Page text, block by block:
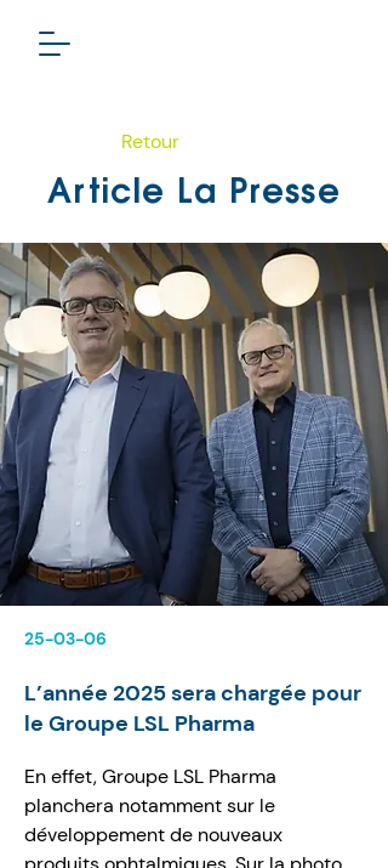
Retour
Article La Presse
25-03-06
L’année 2025 sera chargée pour
le Groupe LSL Pharma
En effet, Groupe LSL Pharma
planchera notamment sur le
développement de nouveaux